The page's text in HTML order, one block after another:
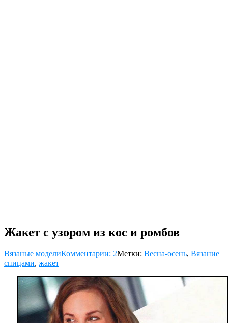
Жакет с узором из кос и ромбов
Вязаные моделиКомментарии: 2Метки: Весна-осень, Вязание
спицами, жакет